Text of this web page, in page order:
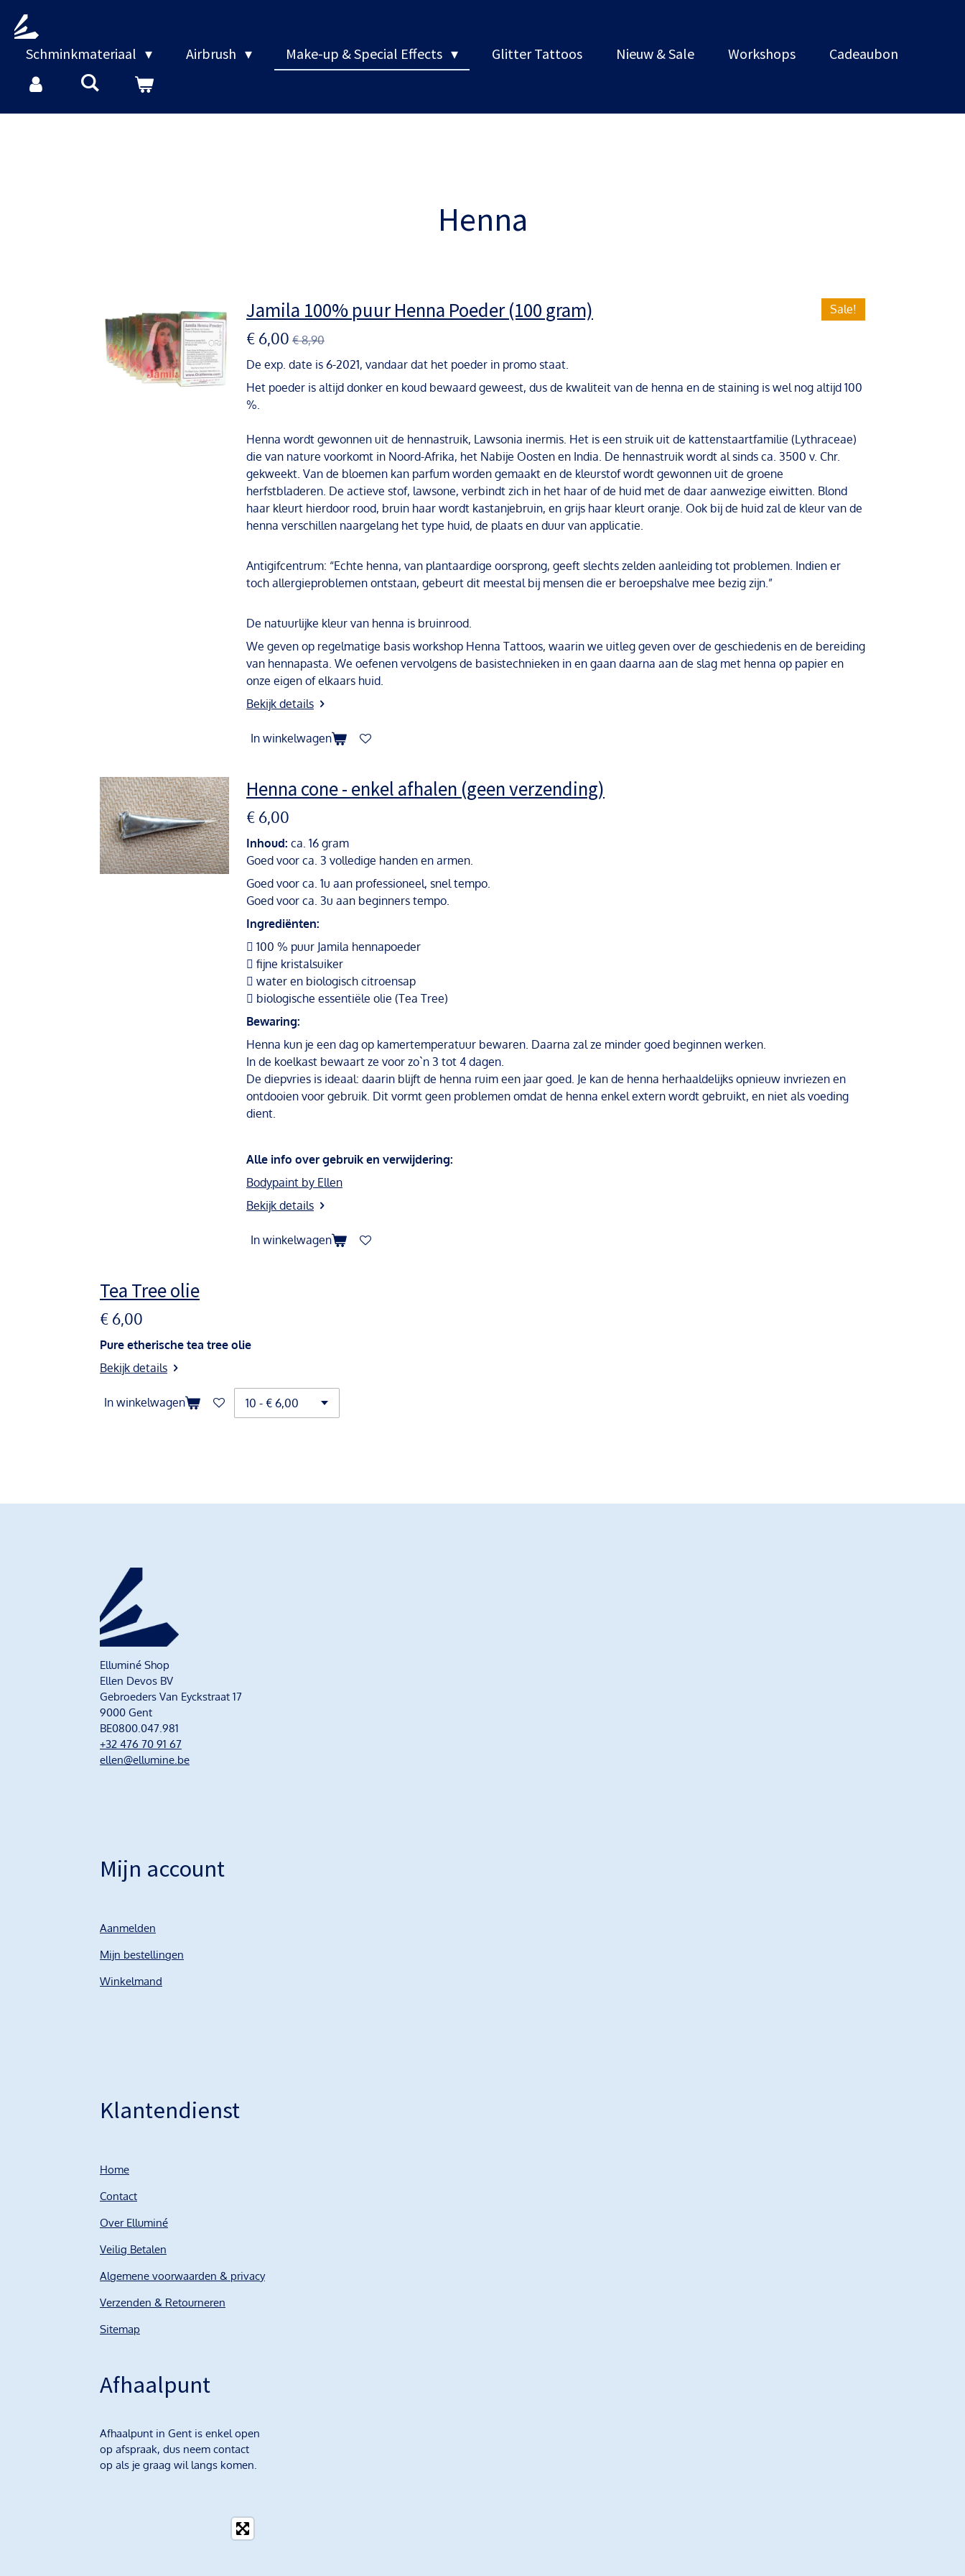
direct
naar
hoofdinhoud
Schminkmateriaal Airbrush Make-up & Special Effects Glitter Tattoos Nieuw & Sale Workshops Cadeaubon
Henna
Sale!
Jamila 100% puur Henna Poeder (100 gram)
€ 6,00 € 8,90
De exp. date is 6-2021, vandaar dat het poeder in promo staat.
Het poeder is altijd donker en koud bewaard geweest, dus de kwaliteit van de henna en de staining is wel nog altijd 100
%.
Henna wordt gewonnen uit de hennastruik, Lawsonia inermis. Het is een struik uit de kattenstaartfamilie (Lythraceae)
die van nature voorkomt in Noord-Afrika, het Nabije Oosten en India. De hennastruik wordt al sinds ca. 3500 v. Chr.
gekweekt. Van de bloemen kan parfum worden gemaakt en de kleurstof wordt gewonnen uit de groene
herfstbladeren. De actieve stof, lawsone, verbindt zich in het haar of de huid met de daar aanwezige eiwitten. Blond
haar kleurt hierdoor rood, bruin haar wordt kastanjebruin, en grijs haar kleurt oranje. Ook bij de huid zal de kleur van de
henna verschillen naargelang het type huid, de plaats en duur van applicatie.
Antigifcentrum: “Echte henna, van plantaardige oorsprong, geeft slechts zelden aanleiding tot problemen. Indien er
toch allergieproblemen ontstaan, gebeurt dit meestal bij mensen die er beroepshalve mee bezig zijn.”
De natuurlijke kleur van henna is bruinrood.
We geven op regelmatige basis workshop Henna Tattoos, waarin we uitleg geven over de geschiedenis en de bereiding
van hennapasta. We oefenen vervolgens de basistechnieken in en gaan daarna aan de slag met henna op papier en
onze eigen of elkaars huid.
Bekijk details
In winkelwagen
Henna cone - enkel afhalen (geen verzending)
€ 6,00
Inhoud: ca. 16 gram
Goed voor ca. 3 volledige handen en armen.
Goed voor ca. 1u aan professioneel, snel tempo.
Goed voor ca. 3u aan beginners tempo.
Ingrediënten:
 100 % puur Jamila hennapoeder
 fijne kristalsuiker
 water en biologisch citroensap
 biologische essentiële olie (Tea Tree)
Bewaring:
Henna kun je een dag op kamertemperatuur bewaren. Daarna zal ze minder goed beginnen werken.
In de koelkast bewaart ze voor zo`n 3 tot 4 dagen.
De diepvries is ideaal: daarin blijft de henna ruim een jaar goed. Je kan de henna herhaaldelijks opnieuw invriezen en
ontdooien voor gebruik. Dit vormt geen problemen omdat de henna enkel extern wordt gebruikt, en niet als voeding
dient.
Alle info over gebruik en verwijdering:
Bodypaint by Ellen
Bekijk details
In winkelwagen
Tea Tree olie
€ 6,00
Pure etherische tea tree olie
Bekijk details
In winkelwagen
Elluminé Shop
Ellen Devos BV
Gebroeders Van Eyckstraat 17
9000 Gent
BE0800.047.981
+32 476 70 91 67
ellen@ellumine.be
Mijn account
Aanmelden
Mijn bestellingen
Winkelmand
Klantendienst
Home
Contact
Over Elluminé
Veilig Betalen
Algemene voorwaarden & privacy
Verzenden & Retourneren
Sitemap
Afhaalpunt
Afhaalpunt in Gent is enkel open
op afspraak, dus neem contact
op als je graag wil langs komen.